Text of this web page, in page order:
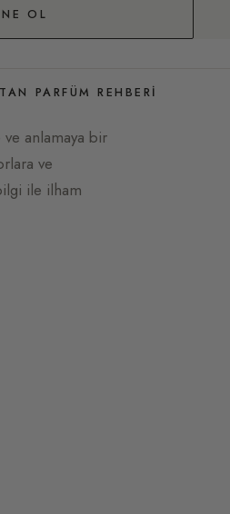
OL
PARFÜM REHBERI
ve anlamaya bir
ve
ile ilham